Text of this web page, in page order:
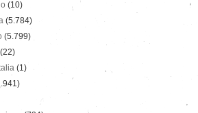
(10)
(5.784)
(5.799)
(22)
(1)